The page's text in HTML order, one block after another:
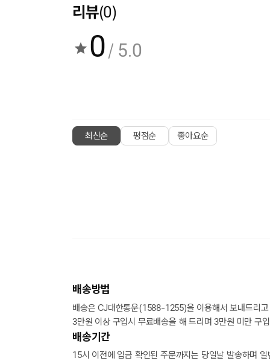
리뷰(0)
0/ 5.0
최신순 평점순 좋아요순
배송방법
배송은 CJ대한통운(1588-1255)을 이용해서 보내드리
3만원 이상 구입시 무료배송을 해 드리며 3만원 미만 구
배송기간
15시 이전에 입금 확인된 주문까지는 당일날 발송하며